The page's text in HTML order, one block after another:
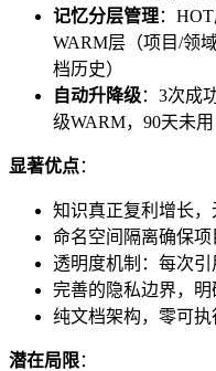
记忆分层管理：
WARM层（项目/领
档历史）
自动升降级：3次成
级WARM，90天未
显著优点：
知识真正复利增长
命名空间隔离确保
透明度机制：每次
完善的隐私边界，
纯文档架构，零可
潜在局限：